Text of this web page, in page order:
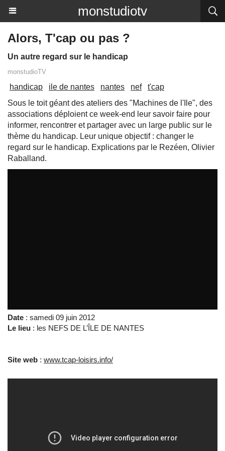
monstudiotv
Alors, T'cap ou pas ?
Un autre regard sur le handicap
monstudioTV
handicap ile de nantes nantes nef
t'cap
Sous le toit géant des ateliers des "Machines de l'Ile", des
associations déploient ce week-end leur savoir faire pour
informer, rencontrer et partager avec un large public sur le
thème du handicap. Leur unique objectif : changer le
regard sur le handicap. Explications par le Rezéen, Olivier
Raballand.
Date : samedi 09 juin 2012
Le lieu : les NEFS DE L’ÎLE DE NANTES
Site web : www.tcap-loisirs.info/